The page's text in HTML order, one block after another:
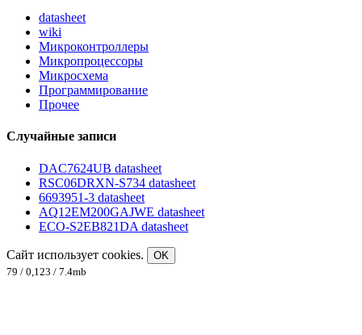
datasheet
wiki
Микроконтроллеры
Микропроцессоры
Микросхема
Программирование
Прочее
Случайные записи
DAC7624UB datasheet
RSC06DRXN-S734 datasheet
6693951-3 datasheet
AQ12EM200GAJWE datasheet
ECO-S2EB821DA datasheet
Сайт использует cookies.
OK
79 / 0,123 / 7.4mb